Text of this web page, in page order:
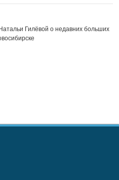
Гилёвой о недавних больших